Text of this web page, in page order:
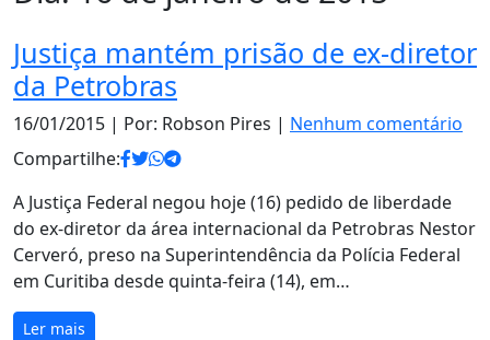
Justiça mantém prisão de ex-diretor
da Petrobras
16/01/2015 | Por: Robson Pires | Nenhum comentário
Compartilhe:
A Justiça Federal negou hoje (16) pedido de liberdade
do ex-diretor da área internacional da Petrobras Nestor
Cerveró, preso na Superintendência da Polícia Federal
em Curitiba desde quinta-feira (14), em…
Ler mais